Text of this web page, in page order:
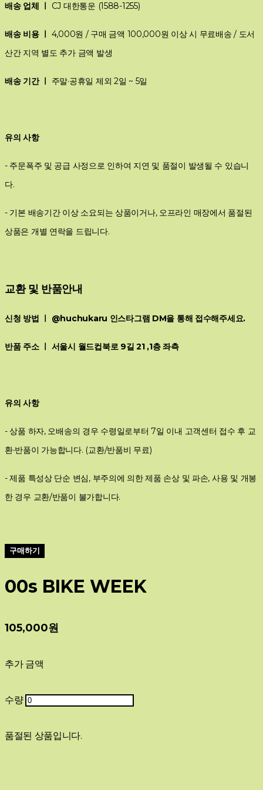
배송 업체 ㅣ CJ 대한통운 (1588-1255)
배송 비용 ㅣ 4,000원 / 구매 금액 100,000원 이상 시 무료배송 / 도서
산간 지역 별도 추가 금액 발생
배송 기간 ㅣ 주말·공휴일 제외 2일 ~ 5일
유의 사항
- 주문폭주 및 공급 사정으로 인하여 지연 및 품절이 발생될 수 있습니
다.
- 기본 배송기간 이상 소요되는 상품이거나, 오프라인 매장에서 품절된
상품은 개별 연락을 드립니다.
교환 및 반품안내
신청 방법 ㅣ @huchukaru 인스타그램 DM을 통해 접수해주세요.
반품 주소 ㅣ 서울시 월드컵북로 9길 21 ,1층 좌측
유의 사항
- 상품 하자, 오배송의 경우 수령일로부터 7일 이내 고객센터 접수 후 교
환∙반품이 가능합니다. (교환/반품비 무료)
- 제품 특성상 단순 변심, 부주의에 의한 제품 손상 및 파손, 사용 및 개봉
한 경우 교환/반품이 불가합니다.
구매하기
00s BIKE WEEK
105,000원
추가 금액
수량
품절된 상품입니다.